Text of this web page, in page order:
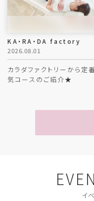
KA・RA・DA factory
2026.08.01
カラダファクトリーから定
気コースのご紹介★
イ